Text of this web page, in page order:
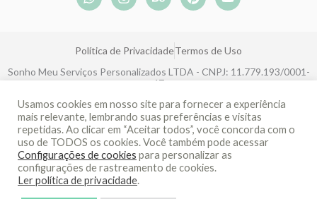
h
a
a
p
p
n
s
g
r
a
e
h
c
e
i
n
r
s
o
u
b
e
Política de PrivacidadeTermos de Uso
Sonho Meu Serviços Personalizados LTDA - CNPJ: 11.779.193/0001-
47
360
Desenvolvido por Recify
Usamos cookies em nosso site para fornecer a experiência
mais relevante, lembrando suas preferências e visitas
repetidas. Ao clicar em “Aceitar todos”, você concorda com o
uso de TODOS os cookies. Você também pode acessar
Configurações de cookies para personalizar as
configurações de rastreamento de cookies.
Ler política de privacidade.
1